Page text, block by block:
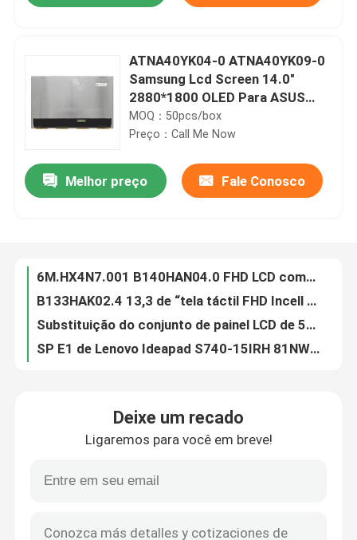
Casa
Produtos
Vídeos
Excursão da fábrica
Controle da qualidade
Substituição do painel LCD de Lenovo
Substituição do painel LCD de Dell
ATNA40YK04-0 ATNA40YK09-0
Samsung Lcd Screen 14.0"
2880*1800 OLED Para ASUS
M3400 K3402 K3405 K6400
MOQ：50pcs/box
Preço：Call Me Now
Melhor preço Fale Conosco
Substituição do painel LCD de 6M.A8ZN7.001 Acer para a rotação 511 R753T 2-In-1 30PIN de Chromebook
Substituição 6M.A8ZN7.006 B116XAB01.4 R753T do painel LCD de 40 PIN Acer 11,6 polegadas
Substituição do painel LCD de 5D10S39706 Lenovo para o cabo flexível 3 Chrome 11M836 11,6 polegadas
Écran sensível do Gen 2 LCD da substituição 300E Chromebook do tela táctil de 5D11D01448 Lenovo LCD ò
Deixe um recado
Ligaremos para você em breve!